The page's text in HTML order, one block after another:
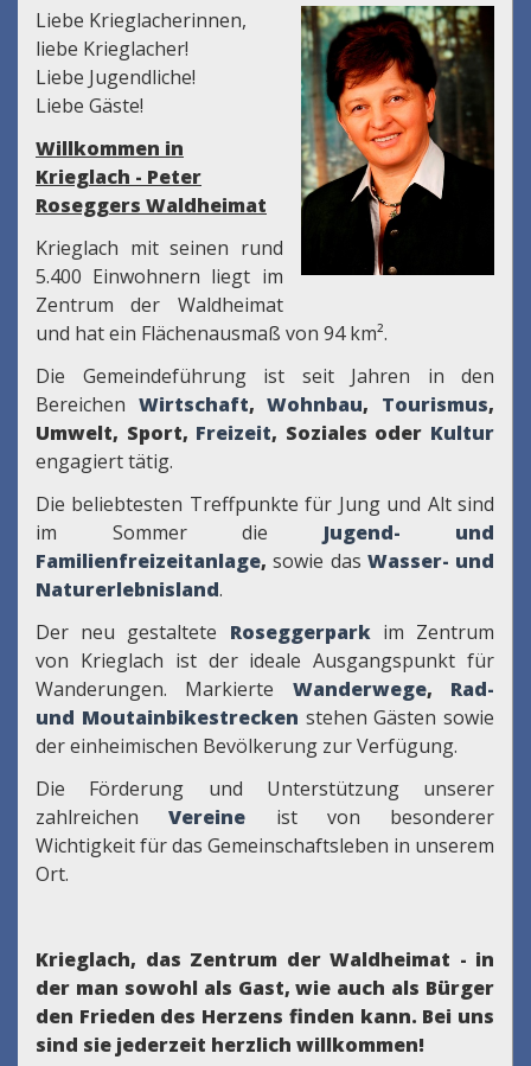
Liebe Krieglacherinnen,
liebe Krieglacher!
Liebe Jugendliche!
Liebe Gäste!
Willkommen in
Krieglach - Peter
Roseggers Waldheimat
Krieglach mit seinen rund
5.400 Einwohnern liegt im
Zentrum der Waldheimat
und hat ein Flächenausmaß von 94 km².
Die Gemeindeführung ist seit Jahren in den
Bereichen Wirtschaft,Wohnbau, Tourismus,
Umwelt, Sport, Freizeit, Soziales oder Kultur
engagiert tätig.
Die beliebtesten Treffpunkte für Jung und Alt sind
im Sommer die Jugend- und
Familienfreizeitanlage,sowie das Wasser- und
Naturerlebnisland.
Der neu gestaltete Roseggerpark im Zentrum
von Krieglach ist der ideale Ausgangspunkt für
Wanderungen. Markierte Wanderwege, Rad-
und Moutainbikestrecken stehen Gästen sowie
der einheimischen Bevölkerung zur Verfügung.
Die Förderung und Unterstützung unserer
zahlreichenVereine
ist von besonderer
Wichtigkeit für das Gemeinschaftsleben in unserem
Ort.
Krieglach, das Zentrum der Waldheimat - in
der man sowohl als Gast, wie auch als Bürger
den Frieden des Herzens finden kann. Bei uns
sind sie jederzeit herzlich willkommen!